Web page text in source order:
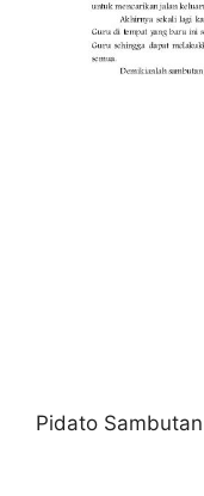
Pidato